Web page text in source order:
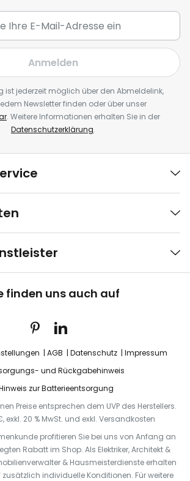
Anmelden
ist jederzeit möglich über den Abmeldelink,
Newsletter finden oder über unser
. Weitere Informationen erhalten Sie in der
Datenschutzerklärung.
finden uns auch auf
AGB Datenschutz
Impressum
und Rückgabehinweis
zur Batterieentsorgung
Preise entsprechen dem UVP des Herstellers.
exkl. 20 % MwSt. und exkl. Versandkosten
profitieren Sie bei uns von Anfang an
Rabatt im Shop. Als Elektriker, Architekt &
& Hausmeisterdienste erhalten
individuelle Konditionen. Für weitere